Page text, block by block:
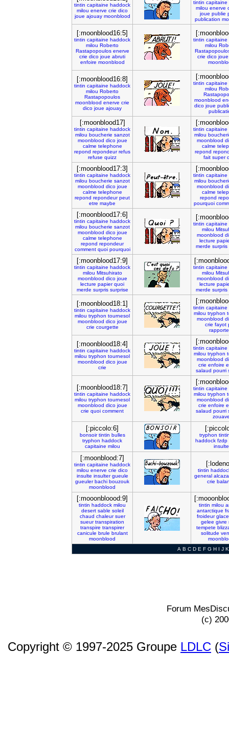
tintin capitaine haddock
milou enerve crie dico
joue ajouay moonblood
tintin capitaine
milou enerve
joue publie
publication
[:moonblood16:5]
tintin capitaine haddock
milou Roberto
Rastapopoulos enerve
crie dico joue abruti
enfoire moonblood
tintin capitaine
milou
crie dico joue
[:moonblood16:8]
tintin capitaine haddock
milou Roberto
Rastapopoulos
moonblood enerve crie
dico joue ajouay
tintin capitaine
milou
moonblood
dico joue
[:moonblood17]
tintin capitaine haddock
milou boucherie sanzot
moonblood dico joue
calme telephone
repond repondeur refus
refuse quizz
tintin capitaine
milou
moonblood
calme
repond
fait super
[:moonblood17:3]
tintin capitaine haddock
milou boucherie sanzot
moonblood dico joue
calme telephone
repond repondeur peut
etre maybe
tintin capitaine
milou
moonblood
calme
repond
pourquoi
[:moonblood17:6]
tintin capitaine haddock
milou boucherie sanzot
moonblood dico joue
calme telephone
repond repondeur
comment quoi pourquoi
tintin capitaine
milou
moonblood
lecture
merde surpris
[:moonblood17:9]
tintin capitaine haddock
milou Mitsuhirato
moonblood dico joue
lecture papier quoi
merde surpris surprise
tintin capitaine
milou
moonblood
lecture
merde surpris
[:moonblood18:1]
tintin capitaine haddock
milou tryphon tournesol
moonblood dico joue
crie courgette
tintin capitaine
milou tryphon
moonblood
crie fayot
[:moonblood18:4]
tintin capitaine haddock
milou tryphon tournesol
moonblood dico joue
crie
tintin capitaine
milou tryphon
moonblood
crie enfoire
salaud pourri
[:moonblood18:7]
tintin capitaine haddock
milou tryphon tournesol
moonblood dico joue
crie quoi comment
tintin capitaine
milou tryphon
moonblood
crie enfoire
salaud pourri
[:piccolo:6]
bonsoir tintin bulles
tryphon haddock
capitaine milou
tryphon
haddock fzdp
insulte
[:moonblood:7]
tintin capitaine haddock
milou enerve crie dico
insulte insulter gueule
gueuler bachi bouzouk
moonblood
tintin
general
crie
[:mooonbloood:9]
tintin haddock milou
desert sable soleil
chaud chaleur suer
sueur transpiration
transpire transpirer
canicule brule brulant
moonblood
tintin milou
antarctique
froideur glace
gelee givre
tempete
solitude
A B C D E F G H I J K
Forum
(c)
Copyright © 1997-2025 Groupe LDLC (